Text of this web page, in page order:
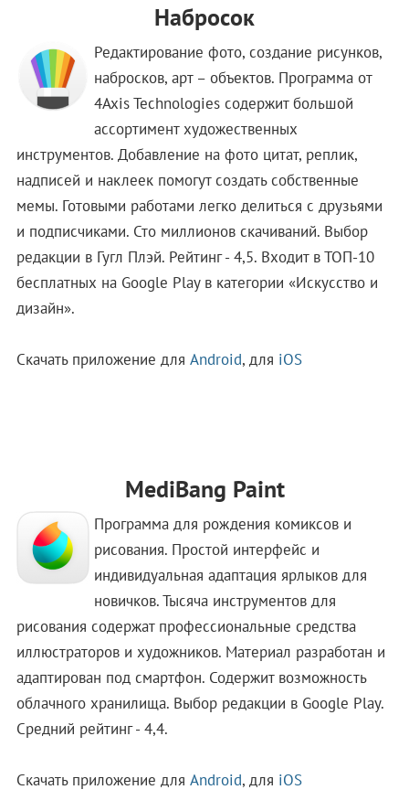
Набросок
Редактирование фото, создание рисунков,
набросков, арт – объектов. Программа от
4Axis Technologies содержит большой
ассортимент художественных
инструментов. Добавление на фото цитат, реплик,
надписей и наклеек помогут создать собственные
мемы. Готовыми работами легко делиться с друзьями
и подписчиками. Сто миллионов скачиваний. Выбор
редакции в Гугл Плэй. Рейтинг - 4,5. Входит в ТОП-10
бесплатных на Google Play в категории «Искусство и
дизайн».
Скачать приложение для Android, для iOS
MediBang Paint
Программа для рождения комиксов и
рисования. Простой интерфейс и
индивидуальная адаптация ярлыков для
новичков. Тысяча инструментов для
рисования содержат профессиональные средства
иллюстраторов и художников. Материал разработан и
адаптирован под смартфон. Содержит возможность
облачного хранилища. Выбор редакции в Google Play.
Средний рейтинг - 4,4.
Скачать приложение для Android, для iOS